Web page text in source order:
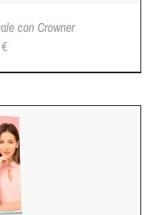
con Crowner
€